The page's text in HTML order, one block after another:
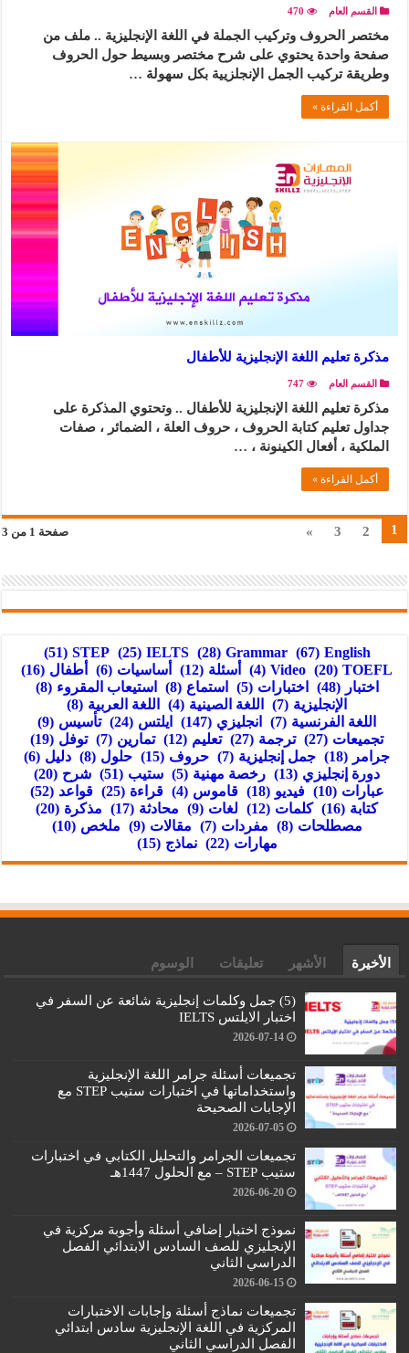
القسم العام 470
مختصر الحروف وتركيب الجملة في اللغة الإنجليزية .. ملف من
صفحة واحدة يحتوي على شرح مختصر وبسيط حول الحروف
وطريقة تركيب الجمل الإنجلزيية بكل سهولة …
أكمل القراءة »
مذكرة تعليم اللغة الإنجليزية للأطفال
القسم العام 747
مذكرة تعليم اللغة الإنجليزية للأطفال .. وتحتوي المذكرة على
جداول تعليم كتابة الحروف ، حروف العلة ، الضمائر ، صفات
الملكية ، أفعال الكينونة ، …
أكمل القراءة »
صفحة 1 من 3 1
2
3
»
English
(67)
Grammar
(28)
IELTS
(25)
STEP
(51)
TOEFL
(20)
Video
(4) أسئلة (12) أساسيات (6) أطفال (16)
اختبار
(48) اختبارات (5) استماع (8) استيعاب المقروء (8)
الإنجليزية (7) اللغة الصينية (4) اللغة العربية (8)
اللغة الفرنسية (7) انجليزي (147) ايلتس (24) تأسيس (9)
تجميعات (27) ترجمة (27) تعليم (12) تمارين (7) توفل (19)
جرامر (18) جمل إنجليزية (7) حروف (15) حلول (8) دليل (6)
دورة إنجليزي (13) رخصة مهنية (5) ستيب (51) شرح (20)
عبارات (10) فيديو (18) قاموس (4) قراءة (25) قواعد (52)
كتابة (16) كلمات (12) لغات (9) محادثة (17) مذكرة (20)
مصطلحات (8) مفردات (7) مقالات (9) ملخص (10)
مهارات (22) نماذج (15)
الأخيرة الأشهر تعليقات الوسوم
(5) جمل وكلمات إنجليزية شائعة عن السفر في
اختبار الايلتس IELTS
2026-07-14
تجميعات أسئلة جرامر اللغة الإنجليزية
واستخداماتها في اختبارات ستيب STEP مع
الإجابات الصحيحة
2026-07-05
تجميعات الجرامر والتحليل الكتابي في اختبارات
ستيب STEP – مع الحلول 1447هـ
2026-06-20
نموذج اختبار إضافي أسئلة وأجوبة مركزية في
الإنجليزي للصف السادس الابتدائي الفصل
الدراسي الثاني
2026-06-15
تجميعات نماذج أسئلة وإجابات الاختبارات
المركزية في اللغة الإنجليزية سادس ابتدائي
الفصل الدراسي الثاني